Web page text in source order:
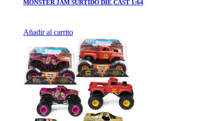
MONSTER JAM SURTIDO DIE CAST 1:64
Añadir al carrito